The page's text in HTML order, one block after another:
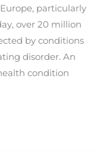
particularly
over 20 million
by conditions
disorder. An
condition